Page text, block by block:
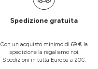
Spedizione gratuita
Con un acquisto minimo di 69 € la
spedizione la regaliamo noi.
Spedizioni in tutta Europa a 20€.